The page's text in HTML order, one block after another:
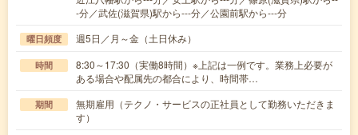
-分／武佐(滋賀県)駅から---分／公園前駅から---分
曜日頻度 週5日／月～金（土日休み）
時間
8:30～17:30（実働8時間）※上記は一例です。業務上必要が
ある場合や配属先の都合により、時間帯…
期間
無期雇用（テクノ・サービスの正社員として勤務いただきま
す）